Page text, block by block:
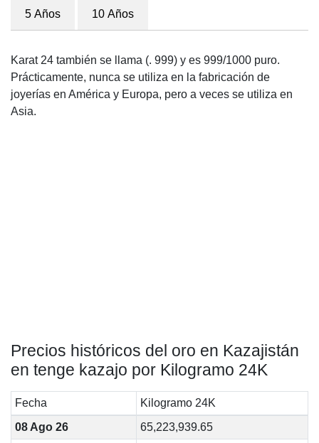
5 Años 10 Años
Karat 24 también se llama (. 999) y es 999/1000 puro.
Prácticamente, nunca se utiliza en la fabricación de
joyerías en América y Europa, pero a veces se utiliza en
Asia.
Precios históricos del oro en Kazajistán
en tenge kazajo por Kilogramo 24K
Fecha
Kilogramo 24K
08 Ago 26
65,223,939.65